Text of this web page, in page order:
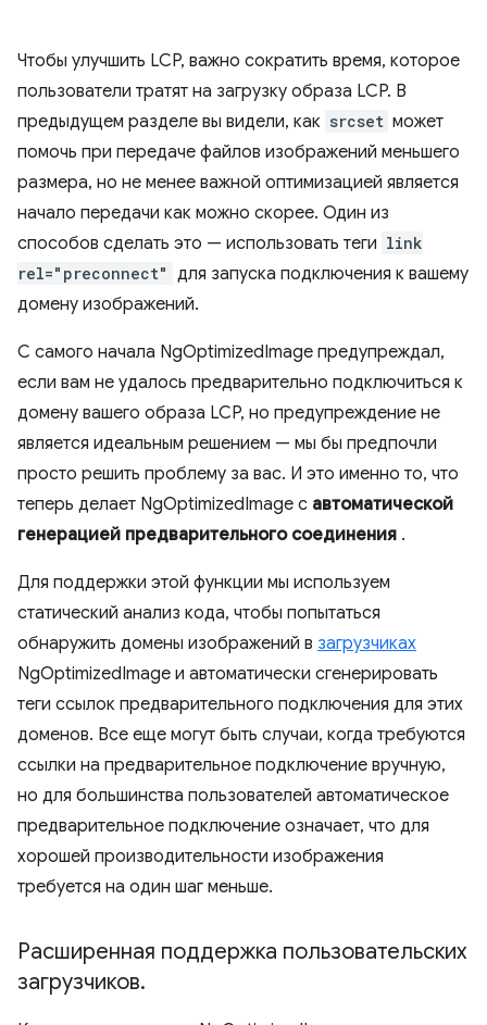
Чтобы улучшить LCP, важно сократить время, которое
пользователи тратят на загрузку образа LCP. В
предыдущем разделе вы видели, как srcset может
помочь при передаче файлов изображений меньшего
размера, но не менее важной оптимизацией является
начало передачи как можно скорее. Один из
способов сделать это — использовать теги link
rel="preconnect" для запуска подключения к вашему
домену изображений.
С самого начала NgOptimizedImage предупреждал,
если вам не удалось предварительно подключиться к
домену вашего образа LCP, но предупреждение не
является идеальным решением — мы бы предпочли
просто решить проблему за вас. И это именно то, что
теперь делает NgOptimizedImage с автоматической
генерацией предварительного соединения .
Для поддержки этой функции мы используем
статический анализ кода, чтобы попытаться
обнаружить домены изображений в загрузчиках
NgOptimizedImage и автоматически сгенерировать
теги ссылок предварительного подключения для этих
доменов. Все еще могут быть случаи, когда требуются
ссылки на предварительное подключение вручную,
но для большинства пользователей автоматическое
предварительное подключение означает, что для
хорошей производительности изображения
требуется на один шаг меньше.
Расширенная поддержка пользовательских
загрузчиков.